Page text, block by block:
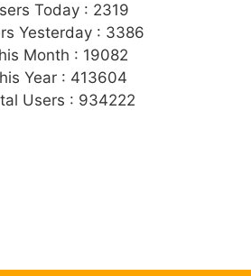
Today : 2319
Yesterday : 3386
Month : 19082
Year : 413604
Users : 934222